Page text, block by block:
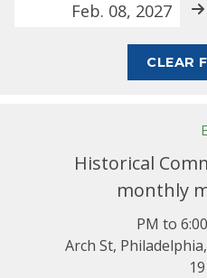
Historical
1515 Arch St,